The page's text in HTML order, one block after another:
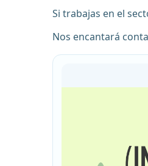
Si trabajas en el
Nos encantará